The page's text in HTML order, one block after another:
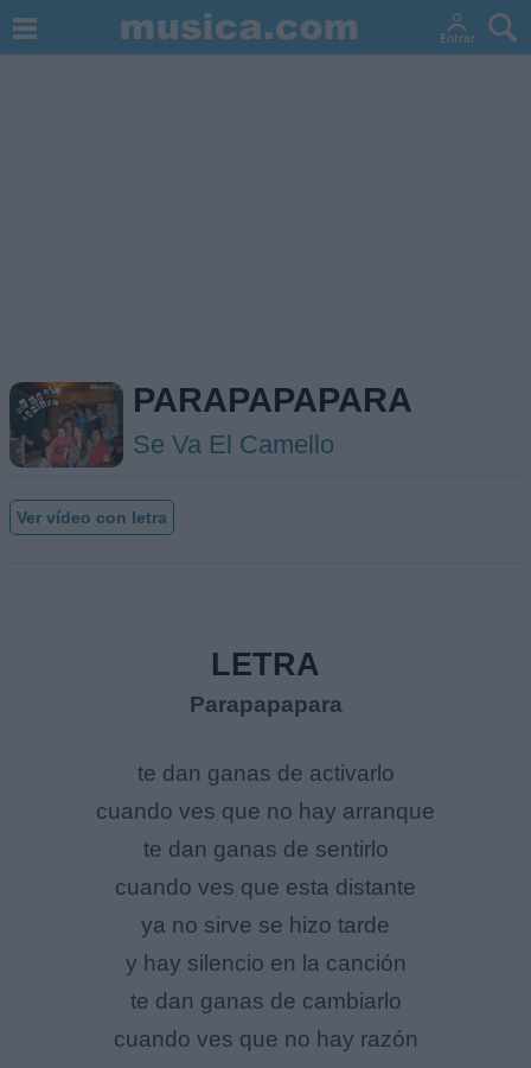
PARAPAPAPARA
Se Va El Camello
Ver vídeo con letra
LETRA
Parapapapara
te dan ganas de activarlo
cuando ves que no hay arranque
te dan ganas de sentirlo
cuando ves que esta distante
ya no sirve se hizo tarde
y hay silencio en la canción
te dan ganas de cambiarlo
cuando ves que no hay razón